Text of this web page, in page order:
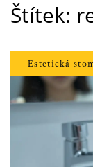
Štítek:
Estetická